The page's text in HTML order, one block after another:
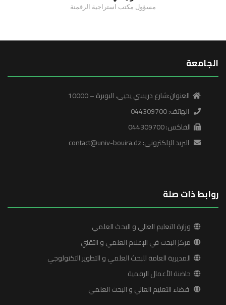
مسؤول مكتب استراجية الرقمنة
الجامعة
العنوان:شارع دريسي يحيى، البويرة – 10000
الهاتف: 044309700
الفاكس: 044309700
البريد الإلكتروني: contact@univ-bouira.dz
روابط ذات صلة
وزارة التعليم العالي و البحث العلمي
مركز البحث في الإعلام العلمي و التقني
المديرية العامة للبحث العلمي و التطوير التكنولوجي
حاضنة الأعمال الرقمية
فضاء التعليم العالي و البحث العلمي